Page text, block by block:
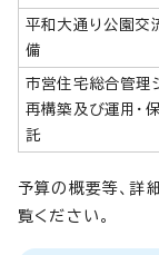
平和大通り公園交
備
市営住宅総合管理
再構築及び運用・
託
予算の概要等、詳
覧ください。